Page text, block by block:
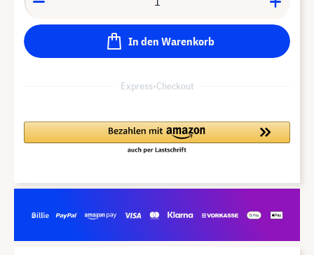
In den Warenkorb
Express-Checkout